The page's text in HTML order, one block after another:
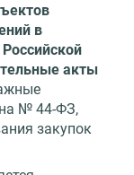
в
акты
№ 44-ФЗ,
закупок